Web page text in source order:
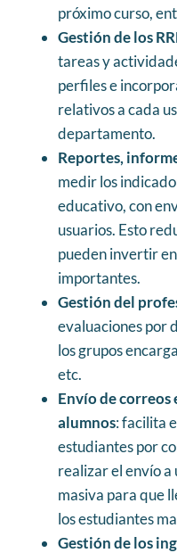
próximo curso,
Gestión de los
tareas y
perfiles e
relativos a cada
departamento.
Reportes,
medir los
educativo, con
usuarios. Esto
pueden invertir
importantes.
Gestión del
evaluaciones por
los grupos
etc.
Envío de
alumnos: facilita
estudiantes por
realizar el envío a
masiva para que
los estudiantes
Gestión de los